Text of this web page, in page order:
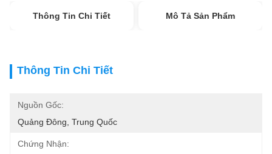
Thông Tin Chi Tiết Mô Tả Sản Phẩm
Thông Tin Chi Tiết
Nguồn Gốc:
Quảng Đông, Trung Quốc
Chứng Nhận: